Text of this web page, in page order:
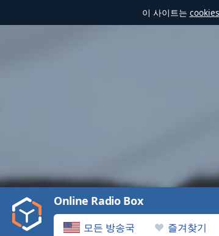
이 사이트는 cookies
Play
Video
Play
Backward
모든 방송국 즐겨찾기
Online Radio Box